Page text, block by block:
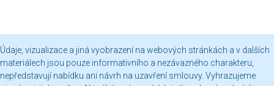
Údaje, vizualizace a jiná vyobrazení na webových stránkách a v dalších
materiálech jsou pouze informativního a nezávazného charakteru,
nepředstavují nabídku ani návrh na uzavření smlouvy. Vyhrazujeme